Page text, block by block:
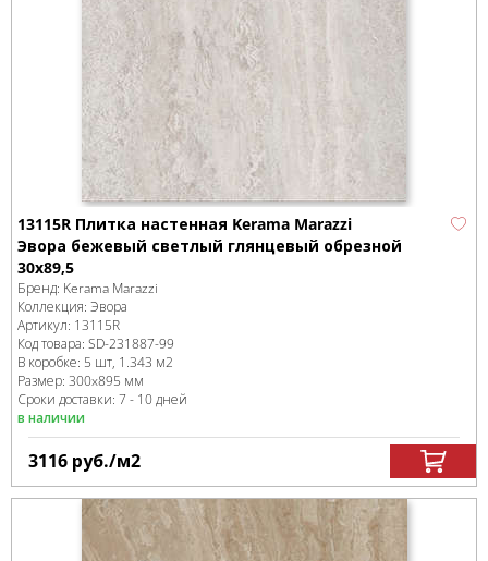
13115R Плитка настенная Kerama Marazzi
Эвора бежевый светлый глянцевый обрезной
30х89,5
Бренд: Kerama Marazzi
Коллекция: Эвора
Артикул: 13115R
Код товара: SD-231887-99
В коробке: 5 шт, 1.343 м2
Размер: 300x895 мм
Сроки доставки: 7 - 10 дней
в наличии
3116 руб./м2